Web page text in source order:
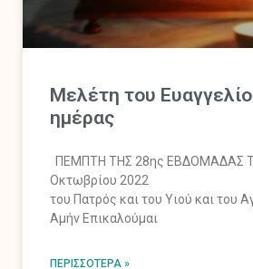
Mελέτη του
ημέρας
ΠΕΜΠΤΗ ΤΗΣ 28ης ΕΒΔΟΜΑΔΑΣ
Οκτωβρίου 2022
του Πατρός και του Υιού και του
Αμήν Επικαλούμαι
ΠΕΡΙΣΣΌΤΕΡΑ »